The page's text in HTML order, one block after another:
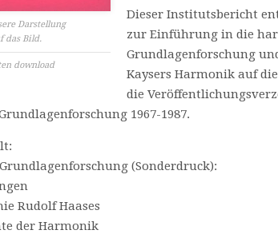
Darstellung
das Bild.
download
Dieser Institutsbericht
zur Einführung in die
Grundlagenforschung
Kaysers Harmonik auf
die
1967-1987.
(Sonderdruck):
Rudolf Haases
der Harmonik